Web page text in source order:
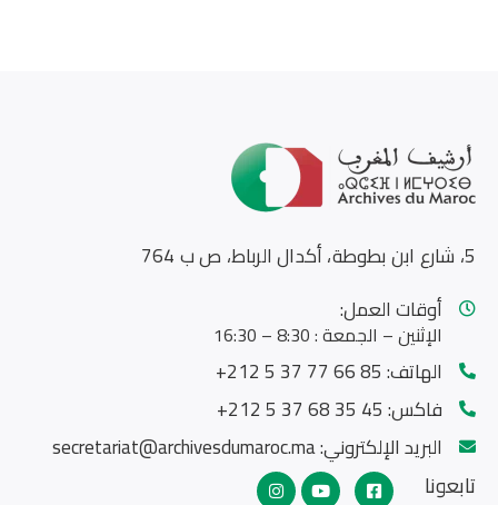
5، شارع ابن بطوطة، أكدال الرباط، ص ب 764
أوقات العمل:
الإثنين – الجمعة : 8:30 – 16:30
الهاتف:85 66 77 37 5 212+
فاكس:45 35 68 37 5 212+
البريد الإلكتروني:secretariat@archivesdumaroc.ma
تابعونا